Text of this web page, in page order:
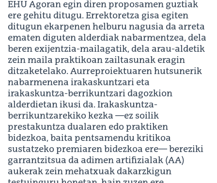
EHU Agoran egin diren proposamen guztiak
ere gehitu ditugu. Errektoretza gisa egiten
ditugun ekarpenen helburu nagusia da arreta
ematen diguten alderdiak nabarmentzea, dela
beren exijentzia-mailagatik, dela arau-aldetik
zein maila praktikoan zailtasunak eragin
ditzaketelako. Aurreproiektuaren hutsunerik
nabarmenena irakaskuntzari eta
irakaskuntza-berrikuntzari dagozkion
alderdietan ikusi da. Irakaskuntza-
berrikuntzarekiko kezka —ez soilik
prestakuntza dualaren edo praktiken
bidezkoa, baita pentsamendu kritikoa
sustatzeko premiaren bidezkoa ere— bereziki
garrantzitsua da adimen artifizialak (AA)
aukerak zein mehatxuak dakarzkigun